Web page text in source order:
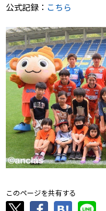
公式記録： こちら
このページを共有する